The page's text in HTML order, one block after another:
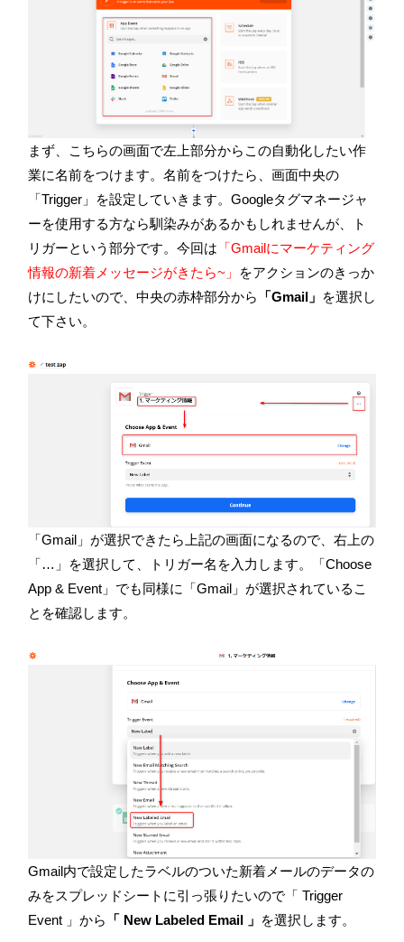
まず、こちらの画面で左上部分からこの自動化したい作
業に名前をつけます。名前をつけたら、画面中央の
「Trigger 」を設定していきます。 Googleタグマネージャ
ーを使用する方なら馴染みがあるかもしれませんが、ト
リガーという部分です。今回は 「Gmailにマーケティング
情報の新着メッセージがきたら~」
をアクションのきっか
けにしたいので、中央の赤枠部分から
「Gmail」 を選択し
て下さい。
「Gmail」 が選択できたら上記の画面になるので、右上の
「…」を選択して、トリガー名を入力します。「Choose
App & Event」 でも同様に「Gmail」 が選択されているこ
とを確認します。
Gmail内で設定したラベルのついた新着メールのデータの
みをスプレッドシートに引っ張りたいので「 Trigger
Event 」 から 「 New Labeled Email 」 を選択します。